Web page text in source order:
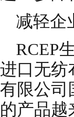
减轻企
RCEP
进口无纺
有限公司
的产品越